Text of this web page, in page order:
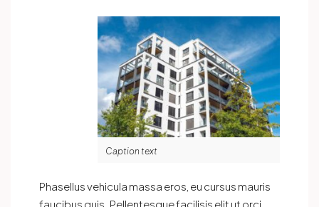
Caption text
Phasellus vehicula massa eros, eu cursus mauris
faucibus quis. Pellentesque facilisis elit ut orci